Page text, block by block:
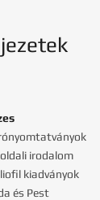
irodalom
kiadványok
és Pest